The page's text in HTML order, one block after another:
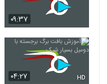
۰۹:۳۷
۰۴:۲۷ HD